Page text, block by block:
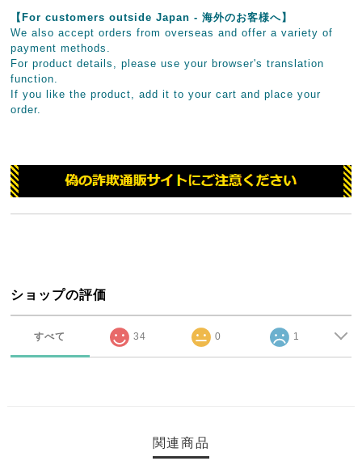
【For customers outside Japan - 海外のお客様へ】
We also accept orders from overseas and offer a variety of
payment methods.
For product details, please use your browser's translation
function.
If you like the product, add it to your cart and place your
order.
ショップの評価
すべて 34 0 1
関連商品